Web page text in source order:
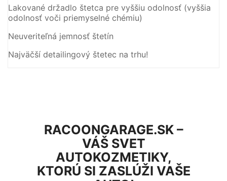
Lakované držadlo štetca pre vyššiu odolnosť (vyššia
odolnosť voči priemyselné chémiu)
Neuveriteľná jemnosť štetín
Najväčší detailingový štetec na trhu!
RACOONGARAGE.SK –
VÁŠ SVET
AUTOKOZMETIKY,
KTORÚ SI ZASLÚŽI VAŠE